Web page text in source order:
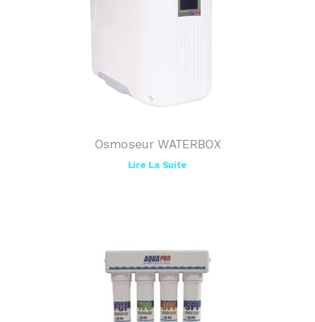
Osmoseur WATERBOX
Lire La Suite